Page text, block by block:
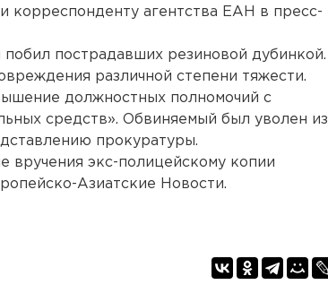
корреспонденту агентства ЕАН в пресс-
пострадавших резиновой дубинкой.
различной степени тяжести.
должностных полномочий с
средств». Обвиняемый был уволен из
прокуратуры.
вручения экс-полицейскому копии
Азиатские Новости.